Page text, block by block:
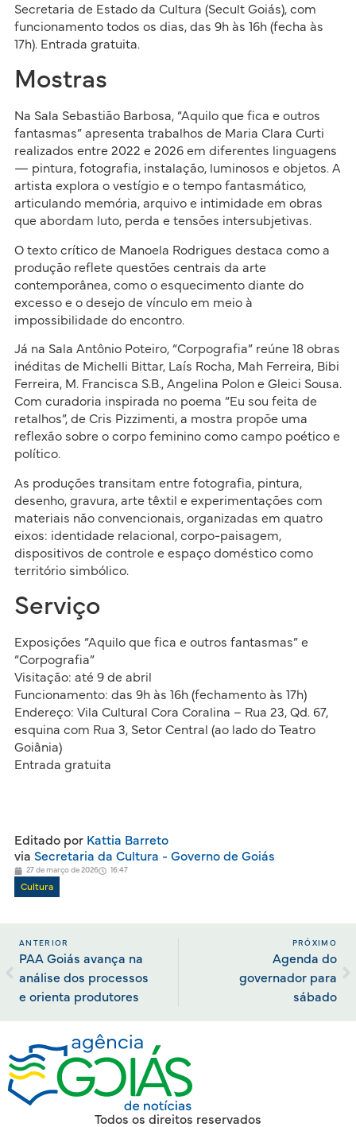
Secretaria de Estado da Cultura (Secult Goiás), com
funcionamento todos os dias, das 9h às 16h (fecha às
17h). Entrada gratuita.
Mostras
Na Sala Sebastião Barbosa, “Aquilo que fica e outros
fantasmas” apresenta trabalhos de Maria Clara Curti
realizados entre 2022 e 2026 em diferentes linguagens
— pintura, fotografia, instalação, luminosos e objetos. A
artista explora o vestígio e o tempo fantasmático,
articulando memória, arquivo e intimidade em obras
que abordam luto, perda e tensões intersubjetivas.
O texto crítico de Manoela Rodrigues destaca como a
produção reflete questões centrais da arte
contemporânea, como o esquecimento diante do
excesso e o desejo de vínculo em meio à
impossibilidade do encontro.
Já na Sala Antônio Poteiro, “Corpografia” reúne 18 obras
inéditas de Michelli Bittar, Laís Rocha, Mah Ferreira, Bibi
Ferreira, M. Francisca S.B., Angelina Polon e Gleici Sousa.
Com curadoria inspirada no poema “Eu sou feita de
retalhos”, de Cris Pizzimenti, a mostra propõe uma
reflexão sobre o corpo feminino como campo poético e
político.
As produções transitam entre fotografia, pintura,
desenho, gravura, arte têxtil e experimentações com
materiais não convencionais, organizadas em quatro
eixos: identidade relacional, corpo-paisagem,
dispositivos de controle e espaço doméstico como
território simbólico.
Serviço
Exposições “Aquilo que fica e outros fantasmas” e
“Corpografia”
Visitação: até 9 de abril
Funcionamento: das 9h às 16h (fechamento às 17h)
Endereço: Vila Cultural Cora Coralina – Rua 23, Qd. 67,
esquina com Rua 3, Setor Central (ao lado do Teatro
Goiânia)
Entrada gratuita
Editado porKattia Barreto
via Secretaria da Cultura - Governo de Goiás
27 de março de 2026 16:47
Cultura
ANTERIOR
PAA Goiás avança na
análise dos processos
e orienta produtores
PRÓXIMO
Agenda do
governador para
sábado
Todos os direitos reservados